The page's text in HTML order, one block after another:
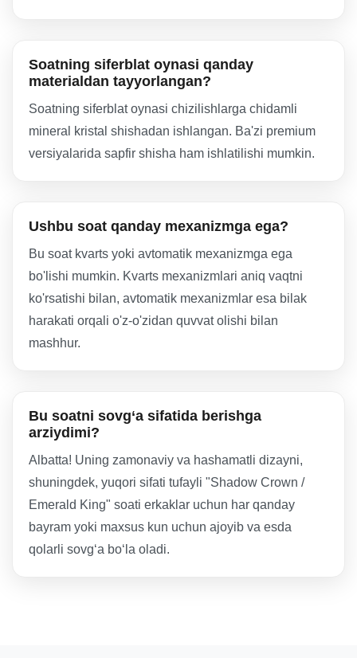
Soatning siferblat oynasi qanday
materialdan tayyorlangan?
Soatning siferblat oynasi chizilishlarga chidamli
mineral kristal shishadan ishlangan. Ba'zi premium
versiyalarida sapfir shisha ham ishlatilishi mumkin.
Ushbu soat qanday mexanizmga ega?
Bu soat kvarts yoki avtomatik mexanizmga ega
bo'lishi mumkin. Kvarts mexanizmlari aniq vaqtni
ko'rsatishi bilan, avtomatik mexanizmlar esa bilak
harakati orqali o'z-o'zidan quvvat olishi bilan
mashhur.
Bu soatni sovg‘a sifatida berishga
arziydimi?
Albatta! Uning zamonaviy va hashamatli dizayni,
shuningdek, yuqori sifati tufayli "Shadow Crown /
Emerald King" soati erkaklar uchun har qanday
bayram yoki maxsus kun uchun ajoyib va esda
qolarli sovg‘a bo‘la oladi.